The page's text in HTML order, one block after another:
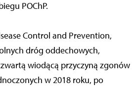
POChP.
Control and Prevention,
dróg oddechowych,
wiodącą przyczyną zgonów
w 2018 roku, po